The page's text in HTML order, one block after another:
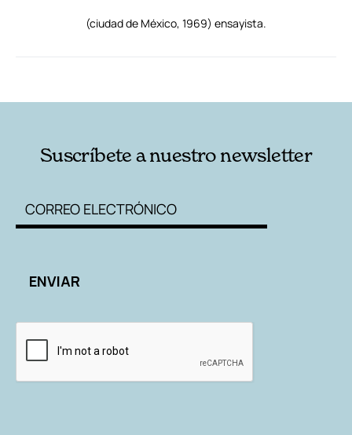
(ciudad de México, 1969) ensayista.
Suscríbete a nuestro newsletter